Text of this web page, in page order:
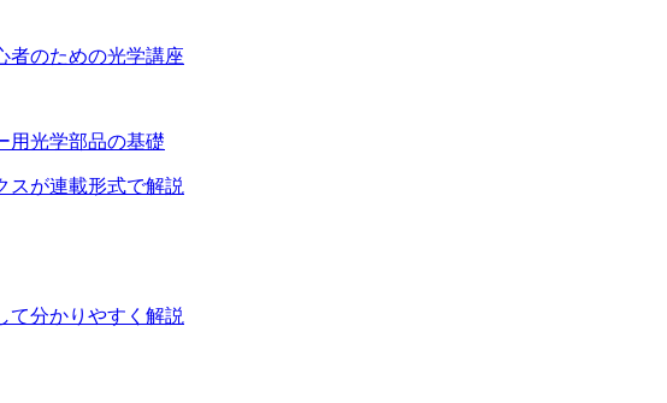
者のための光学講座
用光学部品の基礎
スが連載形式で解説
て分かりやすく解説